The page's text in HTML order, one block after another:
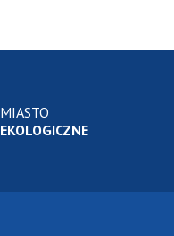
MIASTO
EKOLOGICZNE